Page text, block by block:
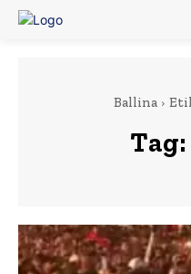
Ballina
Tag: